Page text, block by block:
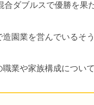
ダブルスで優勝を果
園業を営んでいるそ
業や家族構成につい